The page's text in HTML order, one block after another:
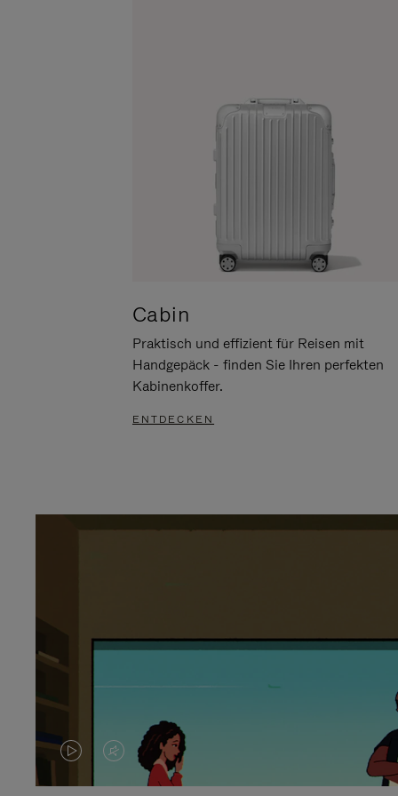
Cabin
Praktisch und effizient für Reisen mit
Handgepäck - finden Sie Ihren perfekten
Kabinenkoffer.
ENTDECKEN
DASVIDEO